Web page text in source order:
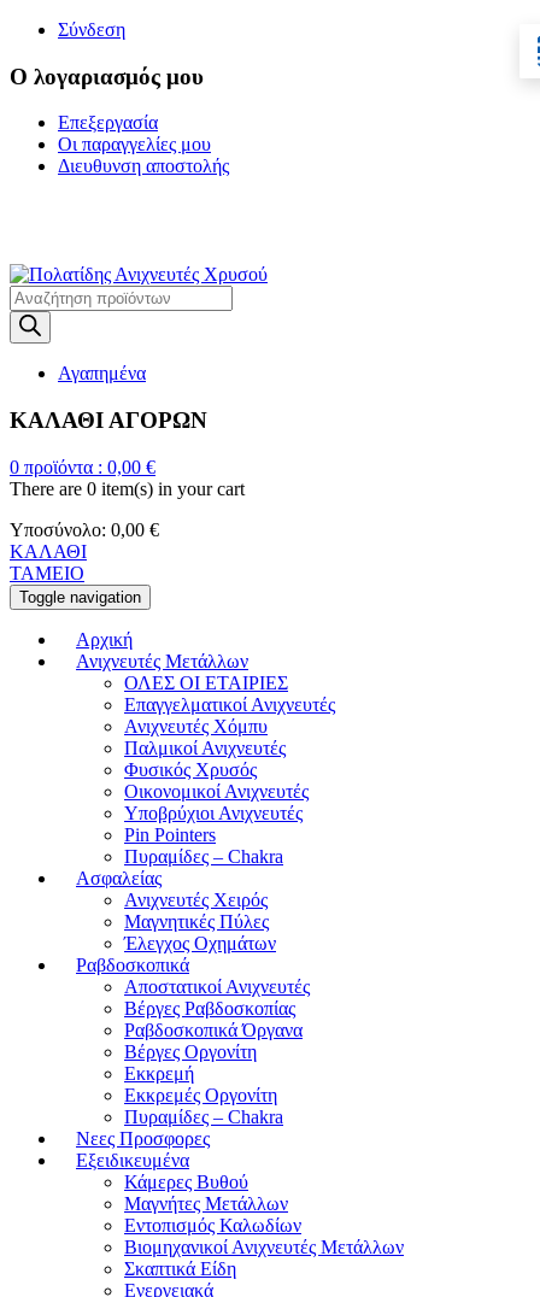
Σύνδεση
Ο λογαριασμός μου
Επεξεργασία
Οι παραγγελίες μου
Διευθυνση αποστολής
Products
search
Αγαπημένα
ΚΑΛΑΘΙ ΑΓΟΡΩΝ
0 προϊόντα : 0,00 €
There are 0 item(s) in your cart
Υποσύνολο: 0,00 €
ΚΑΛΑΘΙ
ΤΑΜΕΙΟ
Toggle navigation
Αρχική
Ανιχνευτές Μετάλλων
ΟΛΕΣ ΟΙ ΕΤΑΙΡΙΕΣ
Επαγγελματικοί Ανιχνευτές
Ανιχνευτές Χόμπυ
Παλμικοί Ανιχνευτές
Φυσικός Χρυσός
Οικονομικοί Ανιχνευτές
Υποβρύχιοι Ανιχνευτές
Pin Pointers
Πυραμίδες – Chakra
Ασφαλείας
Ανιχνευτές Χειρός
Μαγνητικές Πύλες
Έλεγχος Οχημάτων
Ραβδοσκοπικά
Αποστατικοί Ανιχνευτές
Βέργες Ραβδοσκοπίας
Ραβδοσκοπικά Όργανα
Βέργες Οργονίτη
Εκκρεμή
Εκκρεμές Οργονίτη
Πυραμίδες – Chakra
Νεες Προσφορες
Εξειδικευμένα
Κάμερες Βυθού
Μαγνήτες Μετάλλων
Εντοπισμός Καλωδίων
Βιομηχανικοί Ανιχνευτές Μετάλλων
Σκαπτικά Είδη
Ενεργειακά